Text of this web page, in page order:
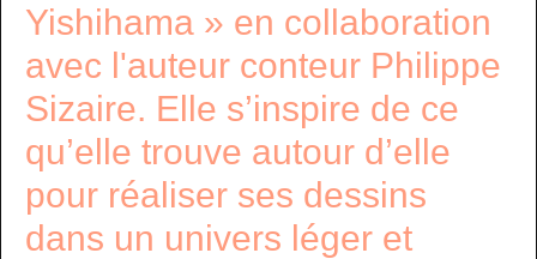
Yishihama » en collaboration
avec l'auteur conteur Philippe
Sizaire. Elle s’inspire de ce
qu’elle trouve autour d’elle
pour réaliser ses dessins
dans un univers léger et